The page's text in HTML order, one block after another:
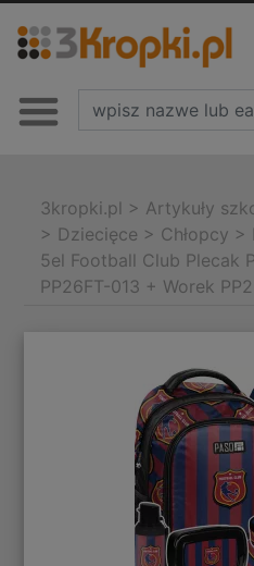
3kropki.pl > Artykuły
> Dziecięce > Chłopcy >
5el Football Club Plecak
PP26FT-013 + Worek